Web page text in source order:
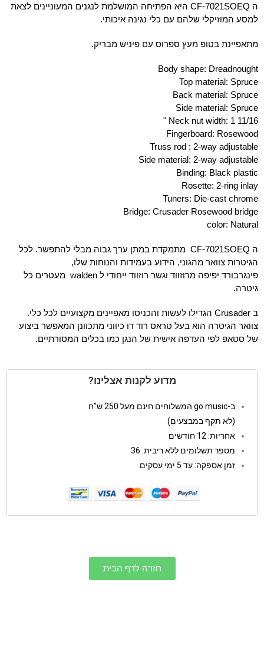
ה CF-7021SOEQ היא הפתיחה המושלמת לנגנים המעוניינים לצאת
למסע המוזיקלי שלהם עם כלי נגינה איכותי.
מתאפיינת בטופ מעץ ספרוס עם פיניש מבריק.
Body shape: Dreadnought
Top material: Spruce
Back material: Spruce
Side material: Spruce
Neck nut width: 1 11/16
"
Fingerboard: Rosewood
Truss rod : 2-way adjustable
Side material: 2-way adjustable
Binding: Black plastic
Rosette: 2-ring inlay
Tuners: Die-cast chrome
Bridge: Crusader Rosewood bridge
color: Natural
ה CF-7021SOEQ מתמקדת במתן ערך גבוה מבלי להתפשר. לכל
הגיטרות צוואר מהגוני, הידוע בעמידות והנוחות שלו,
פינגרבורד יפיפה מרוזווד וגשר רוזווד ייחודי ל walden מעטרים כל
גיטרה.
ב Crusader הגדילו לעשות והכניסו מאפיינים מקצועיים לכל כלי.
צוואר הגיטרה הוא בעל טראס רוד דו כיווני מתכוונן המאפשר ביצוע
של סטאפ לפי העדפה אישית של הנגן כמו בכלים המסורתיים.
מדוע לקנות אצלינו?
ב-go music המשלוחים חינם מעל 250 ש"ח
(לא תקף במבצעים)
אחריות: 12 חודשים
מספר תשלומים ללא ריבית: 36
זמן אספקה: עד 5 ימי עסקים
חזרה לדף הבית